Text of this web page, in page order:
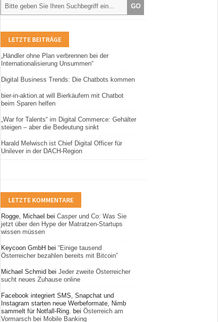
LETZTE BEITRÄGE
„Händler ohne Plan verbrennen bei der
Internationalisierung Unsummen“
Digital Business Trends: Die Chatbots kommen
bier-in-aktion.at will Bierkäufern mit Chatbot
beim Sparen helfen
„War for Talents“ im Digital Commerce: Gehälter
steigen – aber die Bedeutung sinkt
Harald Melwisch ist Chief Digital Officer für
Unilever in der DACH-Region
LETZTE KOMMENTARE
Rogge, Michael bei Casper und Co: Was Sie
jetzt über den Hype der Matratzen-Startups
wissen müssen
Keycoon GmbH bei “Einige tausend
Österreicher bezahlen bereits mit Bitcoin”
Michael Schmid bei Jeder zweite Österreicher
sucht neues Zuhause online
Facebook integriert SMS, Snapchat und
Instagram starten neue Werbeformate, Nimb
sammelt für Notfall-Ring. bei Österreich am
Vormarsch bei Mobile Banking